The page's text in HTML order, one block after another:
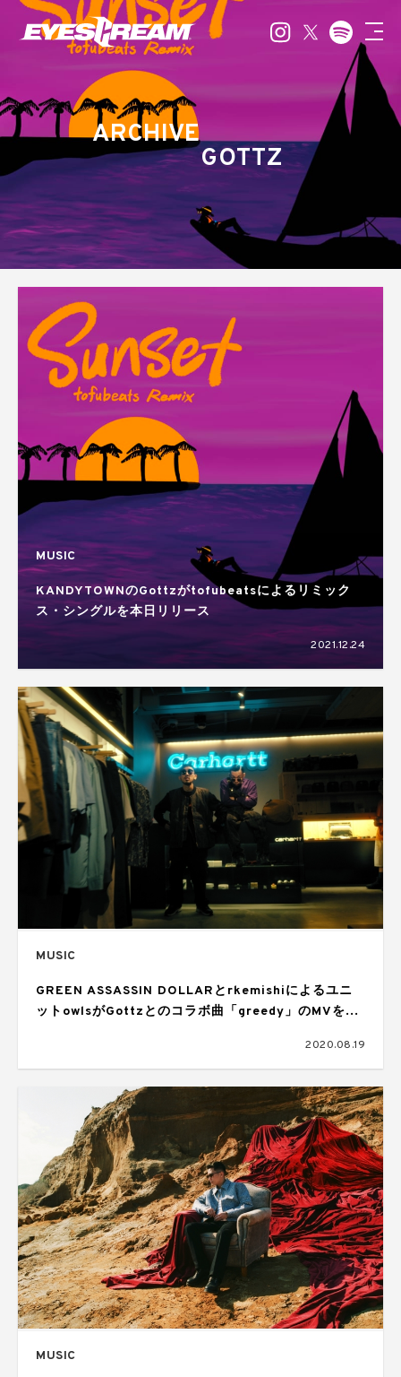
ARCHIVE
GOTTZ
MUSIC
KANDYTOWNのGottzがtofubeatsによるリミック
ス・シングルを本日リリース
2021.12.24
MUSIC
GREEN ASSASSIN DOLLARとrkemishiによるユニ
ットowlsがGottzとのコラボ曲「greedy」のMVを公
2020.08.19
MUSIC